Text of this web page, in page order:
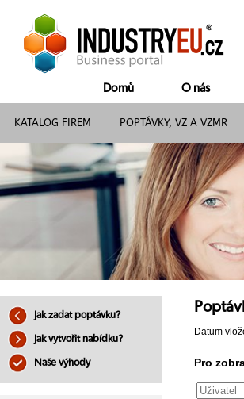
Domů O nás
KATALOG FIREM POPTÁVKY, VZ A VZMR
Jak zadat poptávku?
Jak vytvořit nabídku?
Naše výhody
Datum
Pro